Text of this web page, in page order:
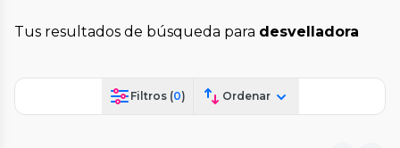
Tus resultados de búsqueda para desvelladora
Filtros (0) Ordenar